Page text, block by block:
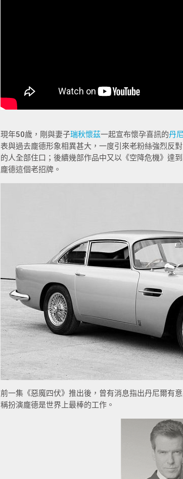
現年50歲，剛與妻子瑞秋懷茲一起宣布懷孕喜訊的丹
表與過去龐德形象相異甚大，一度引來老粉絲強烈反
的人全部住口；後續幾部作品中又以《空降危機》達
龐德這個老招牌。
前一集《惡魔四伏》推出後，曾有消息指出丹尼爾有
稱扮演龐德是世界上最棒的工作。